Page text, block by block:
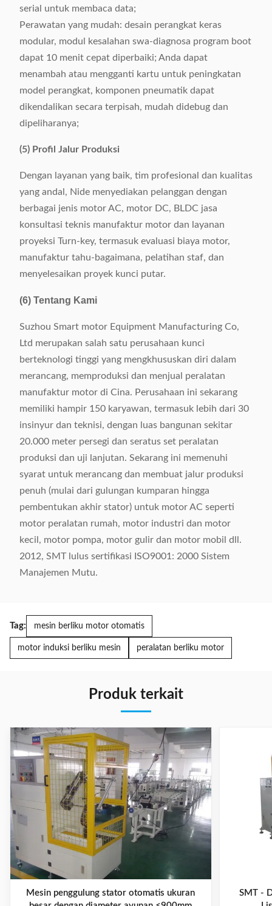
serial untuk membaca data;
Perawatan yang mudah: desain perangkat keras
modular, modul kesalahan swa-diagnosa program boot
dapat 10 menit cepat diperbaiki; Anda dapat
menambah atau mengganti kartu untuk peningkatan
model perangkat, komponen pneumatik dapat
dikendalikan secara terpisah, mudah didebug dan
dipeliharanya;
(5) Profil Jalur Produksi
Dengan layanan yang baik, tim profesional dan kualitas
yang andal, Nide menyediakan pelanggan dengan
berbagai jenis motor AC, motor DC, BLDC jasa
konsultasi teknis manufaktur motor dan layanan
proyeksi Turn-key, termasuk evaluasi biaya motor,
manufaktur tahu-bagaimana, pelatihan staf, dan
menyelesaikan proyek kunci putar.
(6) Tentang Kami
Suzhou Smart motor Equipment Manufacturing Co,
Ltd merupakan salah satu perusahaan kunci
berteknologi tinggi yang mengkhususkan diri dalam
merancang, memproduksi dan menjual peralatan
manufaktur motor di Cina. Perusahaan ini sekarang
memiliki hampir 150 karyawan, termasuk lebih dari 30
insinyur dan teknisi, dengan luas bangunan sekitar
20.000 meter persegi dan seratus set peralatan
produksi dan uji lanjutan. Sekarang ini memenuhi
syarat untuk merancang dan membuat jalur produksi
penuh (mulai dari gulungan kumparan hingga
pembentukan akhir stator) untuk motor AC seperti
motor peralatan rumah, motor industri dan motor
kecil, motor pompa, motor gulir dan motor mobil dll.
2012, SMT lulus sertifikasi ISO9001: 2000 Sistem
Manajemen Mutu.
Tag: mesin berliku motor otomatis
motor induksi berliku mesin peralatan berliku motor
Produk terkait
Mesin penggulung stator otomatis ukuran
SMT -